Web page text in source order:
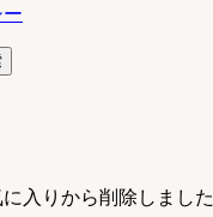
に入りから削除しました